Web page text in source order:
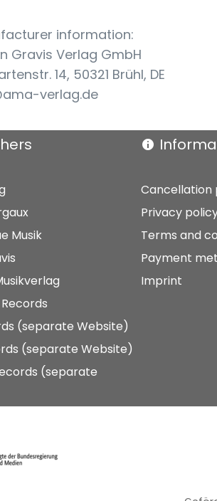
information:
Gravis Verlag GmbH
14, 50321 Brühl, DE
verlag.de
Musik
(separate Website)
(separate Website)
(separate
Cancellation
Privacy
Terms and
Payment
Imprint